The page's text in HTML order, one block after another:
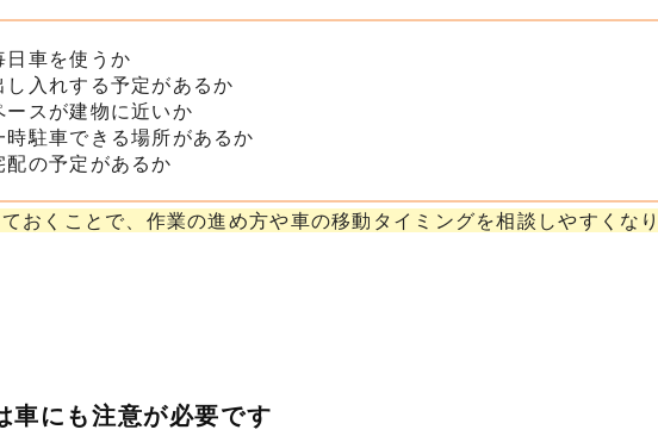
日車を使うか
し入れする予定があるか
ースが建物に近いか
時駐車できる場所があるか
配の予定があるか
おくことで、作業の進め方や車の移動タイミングを相談しやすくなり
車にも注意が必要です